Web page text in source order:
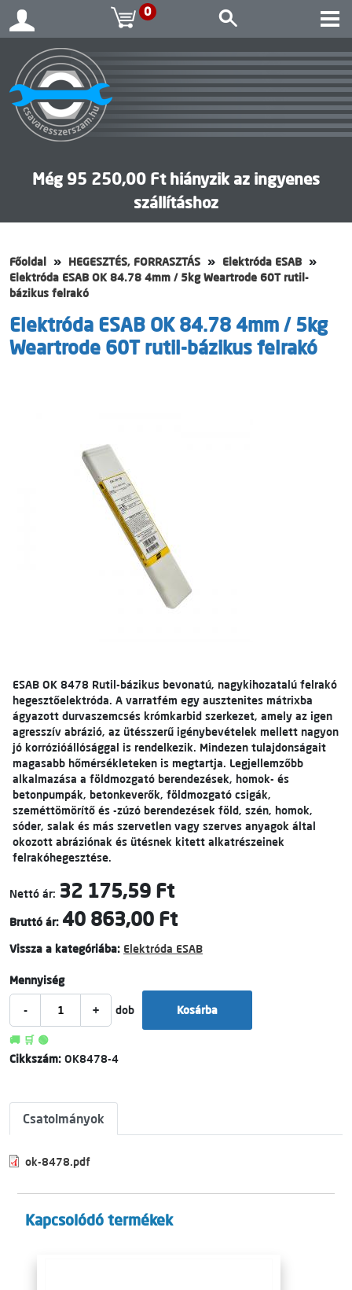
0
Még 95 250,00 Ft hiányzik az ingyenes
szállításhoz
Főoldal HEGESZTÉS, FORRASZTÁS
Elektróda ESAB
Elektróda ESAB OK 84.78 4mm / 5kg Weartrode 60T rutil-
bázikus felrakó
Elektróda ESAB OK 84.78 4mm / 5kg
Weartrode 60T rutil-bázikus felrakó
ESAB OK 8478 Rutil-bázikus bevonatú, nagykihozatalú felrakó
hegesztőelektróda. A varratfém egy ausztenites mátrixba
ágyazott durvaszemcsés krómkarbid szerkezet, amely az igen
agresszív abrázió, az ütésszerű igénybevételek mellett nagyon
jó korrózióállósággal is rendelkezik. Mindezen tulajdonságait
magasabb hőmérsékleteken is megtartja. Legjellemzőbb
alkalmazása a földmozgató berendezések, homok- és
betonpumpák, betonkeverők, földmozgató csigák,
szeméttömörítő és -zúzó berendezések föld, szén, homok,
sóder, salak és más szervetlen vagy szerves anyagok által
okozott abráziónak és ütésnek kitett alkatrészeinek
felrakóhegesztése.
Nettó ár: 32 175,59 Ft
Bruttó ár: 40 863,00 Ft
Vissza a kategóriába: Elektróda ESAB
Mennyiség
- + dob Kosárba
🚚 🛒 🟢
Cikkszám: OK8478-4
Csatolmányok
ok-8478.pdf
Kapcsolódó termékek